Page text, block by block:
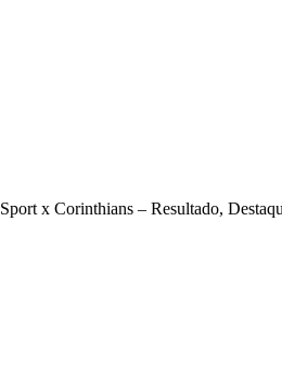
Sport x Corinthians – Resultado,